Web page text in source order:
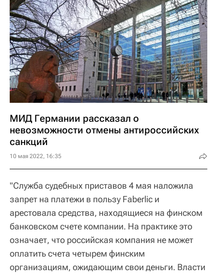
МИД Германии рассказал о
невозможности отмены антироссийских
санкций
10 мая 2022, 16:35
"Служба судебных приставов 4 мая наложила
запрет на платежи в пользу Faberlic и
арестовала средства, находящиеся на финском
банковском счете компании. На практике это
означает, что российская компания не может
оплатить счета четырем финским
организациям, ожидающим свои деньги. Власти